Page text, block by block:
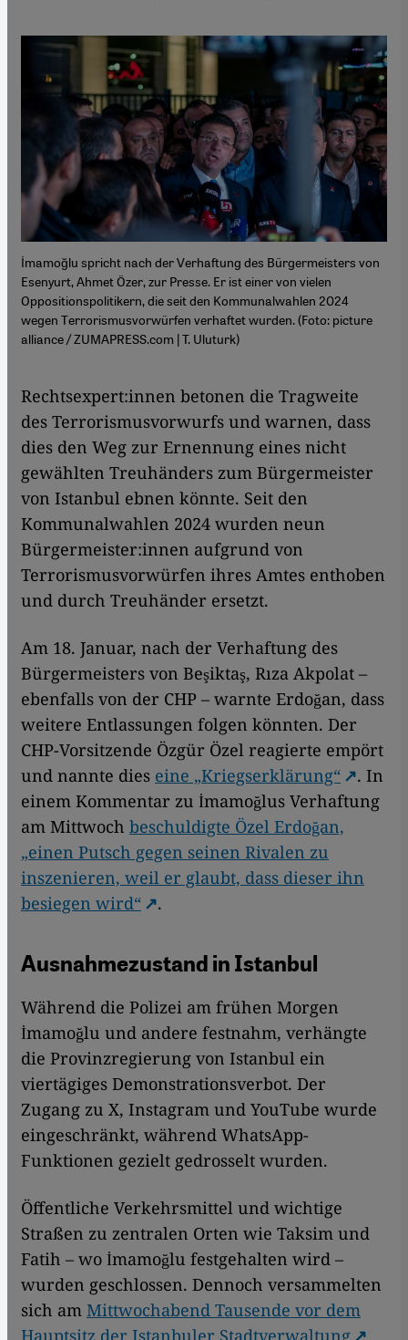
İmamoğlu spricht nach der Verhaftung des Bürgermeisters von
Esenyurt, Ahmet Özer, zur Presse. Er ist einer von vielen
Oppositionspolitikern, die seit den Kommunalwahlen 2024
wegen Terrorismusvorwürfen verhaftet wurden. (Foto: picture
alliance / ZUMAPRESS.com | T. Uluturk)
Rechtsexpert:innen betonen die Tragweite
des Terrorismusvorwurfs und warnen, dass
dies den Weg zur Ernennung eines nicht
gewählten Treuhänders zum Bürgermeister
von Istanbul ebnen könnte. Seit den
Kommunalwahlen 2024 wurden neun
Bürgermeister:innen aufgrund von
Terrorismusvorwürfen ihres Amtes enthoben
und durch Treuhänder ersetzt.
Am 18. Januar, nach der Verhaftung des
Bürgermeisters von Beşiktaş, Rıza Akpolat –
ebenfalls von der CHP – warnte Erdoğan, dass
weitere Entlassungen folgen könnten. Der
CHP-Vorsitzende Özgür Özel reagierte empört
und nannte dies eine „Kriegserklärung“
. In
einem Kommentar zu İmamoğlus Verhaftung
am Mittwoch beschuldigte Özel Erdoğan,
„einen Putsch gegen seinen Rivalen zu
inszenieren, weil er glaubt, dass dieser ihn
besiegen wird“
.
Ausnahmezustand in Istanbul
Während die Polizei am frühen Morgen
İmamoğlu und andere festnahm, verhängte
die Provinzregierung von Istanbul ein
viertägiges Demonstrationsverbot. Der
Zugang zu X, Instagram und YouTube wurde
eingeschränkt, während WhatsApp-
Funktionen gezielt gedrosselt wurden.
Öffentliche Verkehrsmittel und wichtige
Straßen zu zentralen Orten wie Taksim und
Fatih – wo İmamoğlu festgehalten wird –
wurden geschlossen. Dennoch versammelten
sich am Mittwochabend Tausende vor dem
Hauptsitz der Istanbuler Stadtverwaltung